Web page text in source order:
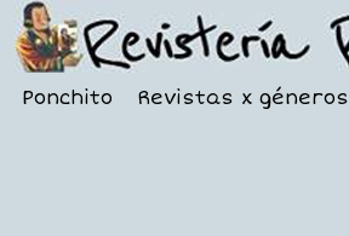
Ponchito Revistas x géneros